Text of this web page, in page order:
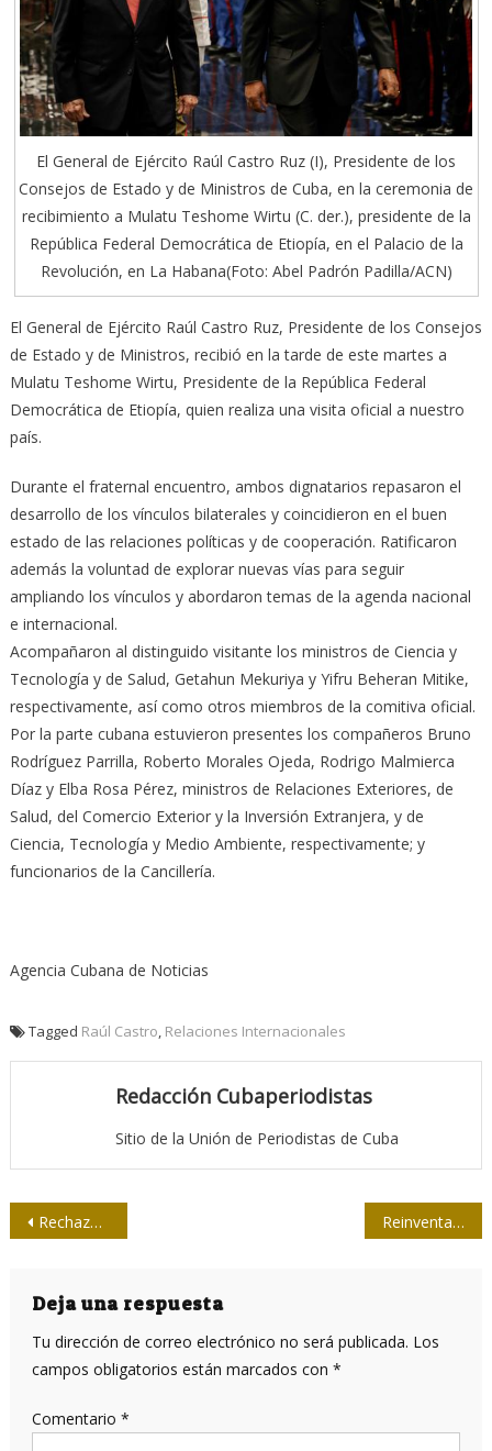
El General de Ejército Raúl Castro Ruz (I), Presidente de los
Consejos de Estado y de Ministros de Cuba, en la ceremonia de
recibimiento a Mulatu Teshome Wirtu (C. der.), presidente de la
República Federal Democrática de Etiopía, en el Palacio de la
Revolución, en La Habana(Foto: Abel Padrón Padilla/ACN)
El General de Ejército Raúl Castro Ruz, Presidente de los Consejos
de Estado y de Ministros, recibió en la tarde de este martes a
Mulatu Teshome Wirtu, Presidente de la República Federal
Democrática de Etiopía, quien realiza una visita oficial a nuestro
país.
Durante el fraternal encuentro, ambos dignatarios repasaron el
desarrollo de los vínculos bilaterales y coincidieron en el buen
estado de las relaciones políticas y de cooperación. Ratificaron
además la voluntad de explorar nuevas vías para seguir
ampliando los vínculos y abordaron temas de la agenda nacional
e internacional.
Acompañaron al distinguido visitante los ministros de Ciencia y
Tecnología y de Salud, Getahun Mekuriya y Yifru Beheran Mitike,
respectivamente, así como otros miembros de la comitiva oficial.
Por la parte cubana estuvieron presentes los compañeros Bruno
Rodríguez Parrilla, Roberto Morales Ojeda, Rodrigo Malmierca
Díaz y Elba Rosa Pérez, ministros de Relaciones Exteriores, de
Salud, del Comercio Exterior y la Inversión Extranjera, y de
Ciencia, Tecnología y Medio Ambiente, respectivamente; y
funcionarios de la Cancillería.
Agencia Cubana de Noticias
Tagged Raúl Castro, Relaciones Internacionales
Redacción Cubaperiodistas
Sitio de la Unión de Periodistas de Cuba
Navegación
entradas
Rechaza Cuba declaraciones de congresistas norteamericanos Reinventar la gestión de los medios en una sociedad más conectada
Deja una respuesta
Tu dirección de correo electrónico no será publicada. Los
campos obligatorios están marcados con *
Comentario *